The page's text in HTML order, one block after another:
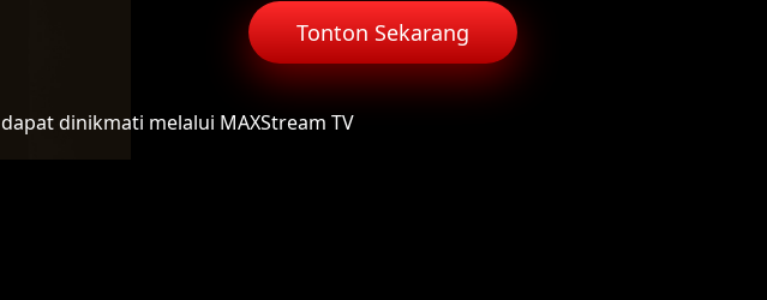
Tonton Sekarang
dapat dinikmati melalui MAXStream TV